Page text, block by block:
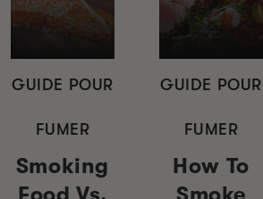
GUIDE POUR
FUMER
Smoking
GUIDE POUR
FUMER
How To